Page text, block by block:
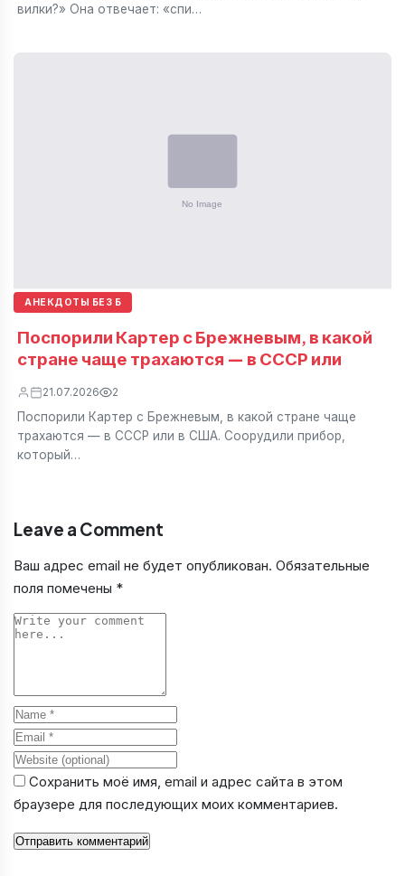
вилки?» Она отвечает: «спи…
АНЕКДОТЫ БЕЗ Б
Поспорили Картер с Брежневым, в какой
стране чаще трахаются — в СССР или
21.07.2026 2
Поспорили Картер с Брежневым, в какой стране чаще
трахаются — в СССР или в США. Соорудили прибор,
который…
Leave a Comment
Ваш адрес email не будет опубликован. Обязательные
поля помечены *
Comment
Name
Email
Website
Сохранить моё имя, email и адрес сайта в этом
браузере для последующих моих комментариев.
Отправить комментарий